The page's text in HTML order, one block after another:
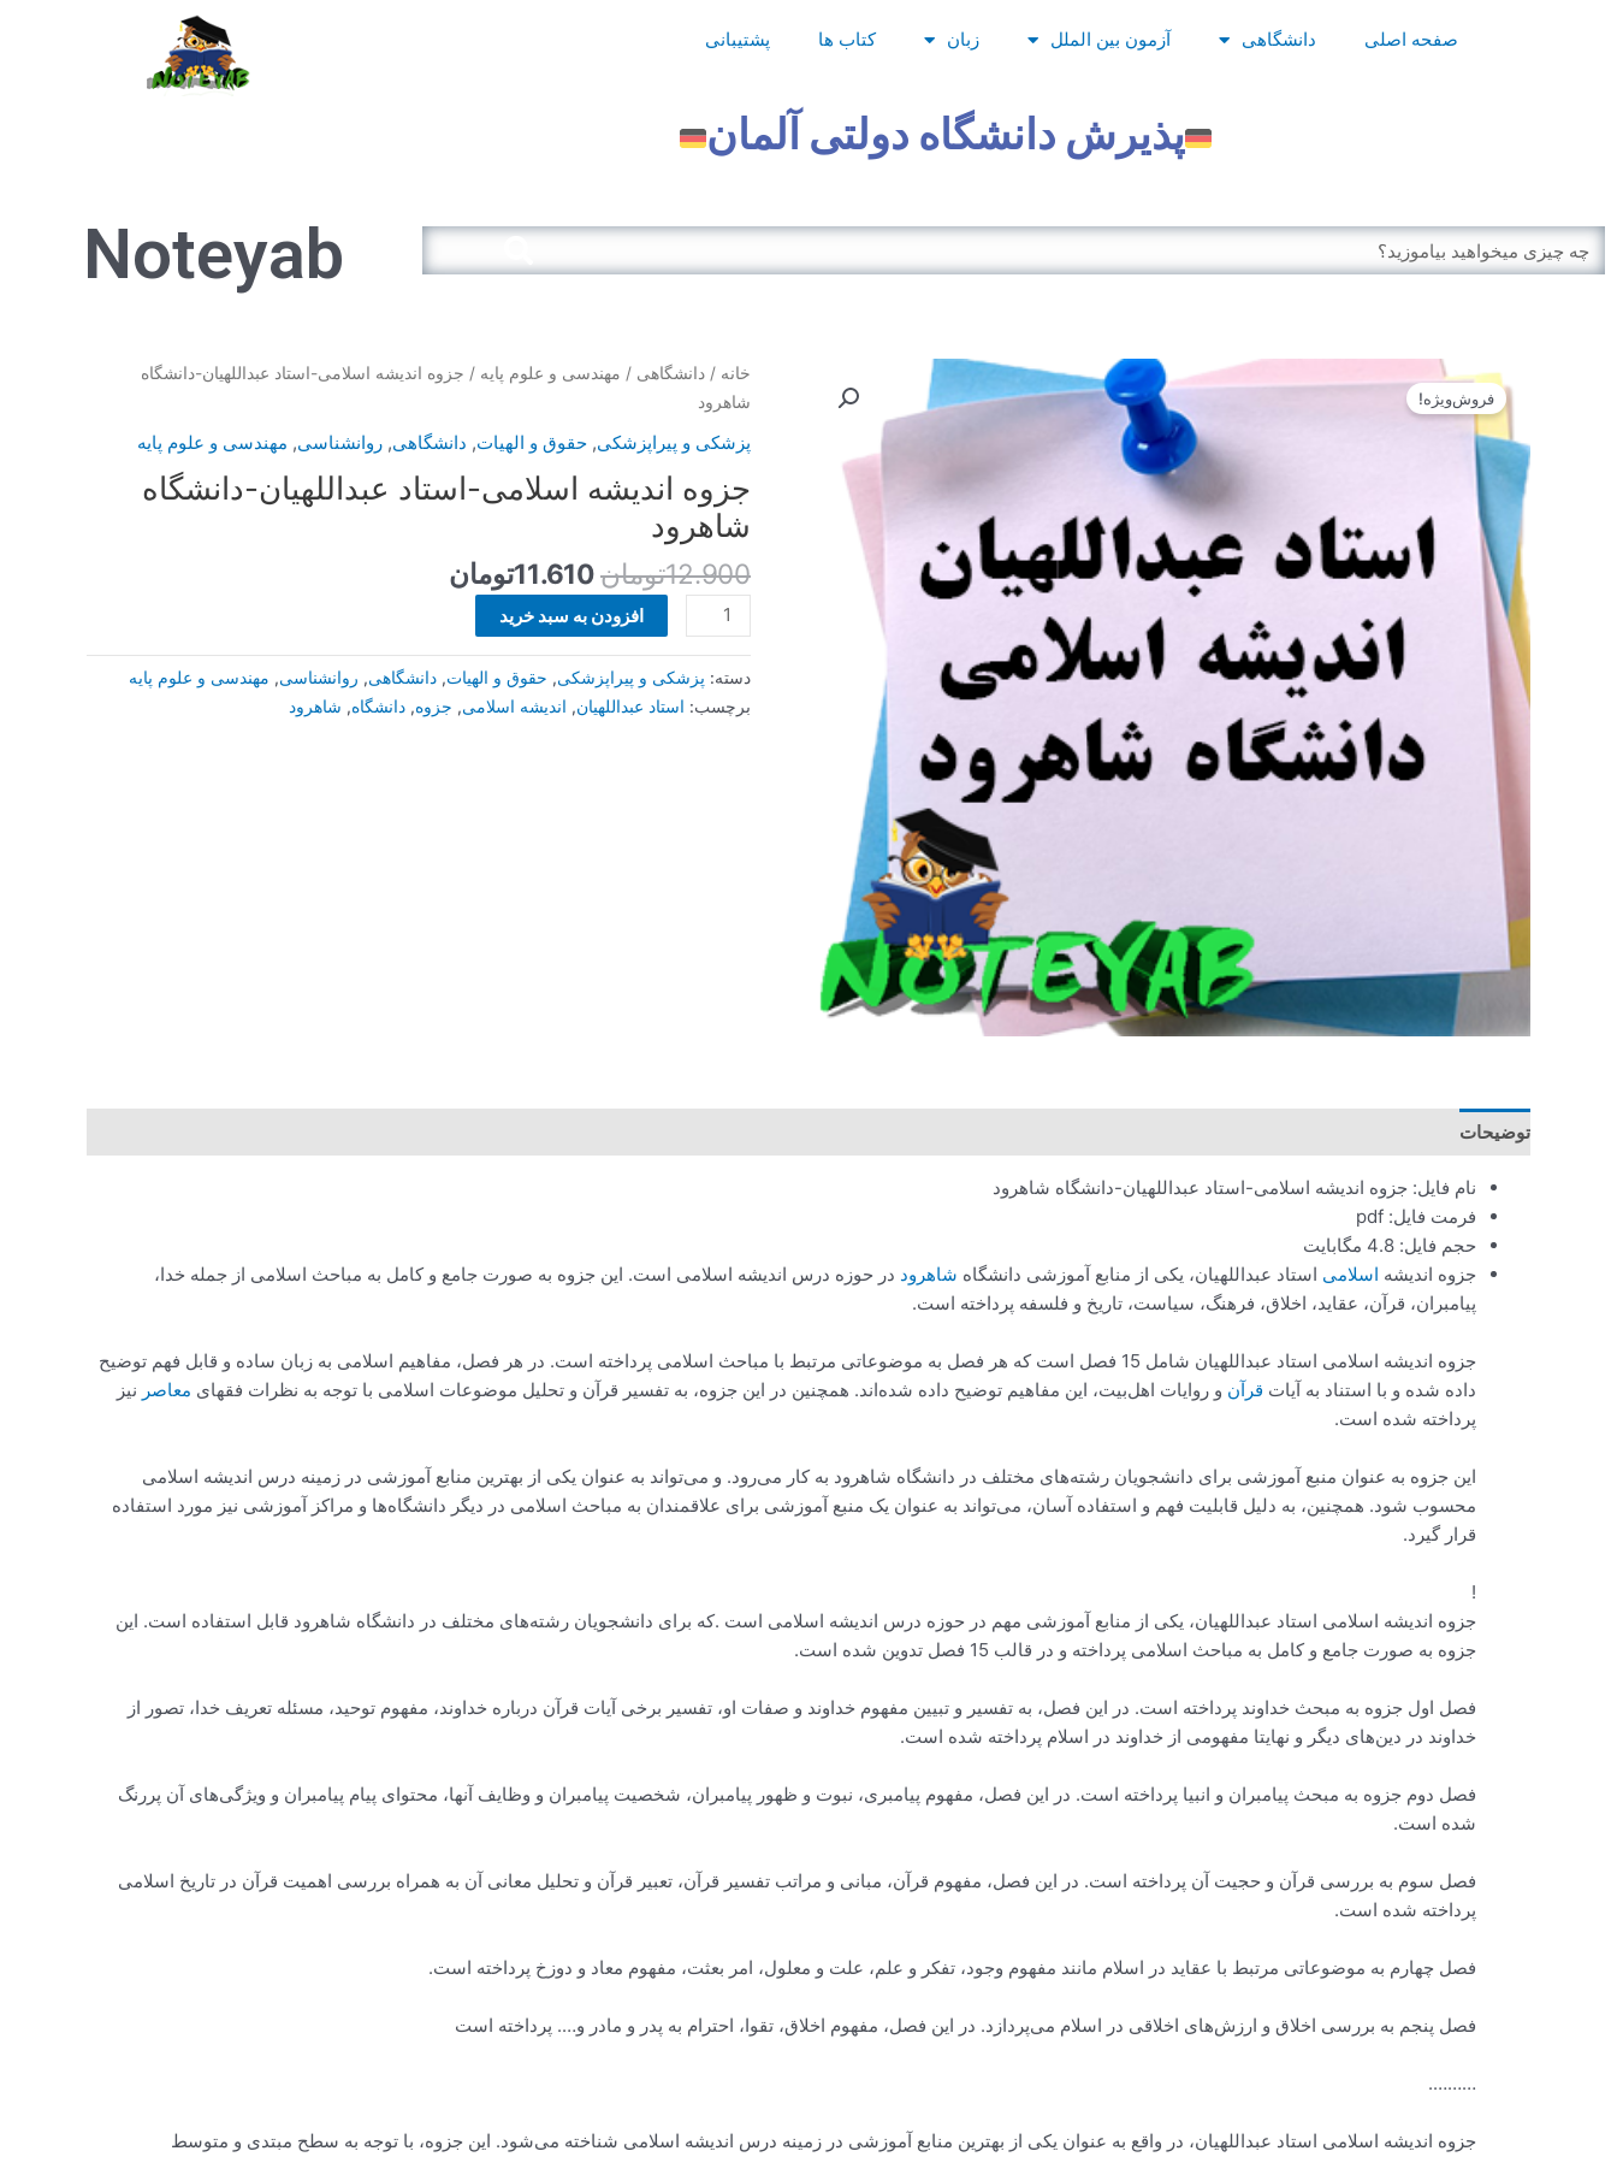
صفحه اصلی دانشگاهی آزمون بین الملل زبان کتاب ها پشتیبانی
پذیرش دانشگاه دولتی آلمان
Search
Search
Noteyab
فروش‌ویژه!
خانه / دانشگاهی / مهندسی و علوم پایه / جزوه اندیشه اسلامی-استاد عبداللهیان-دانشگاه
شاهرود
پزشکی و پیراپزشکی, حقوق و الهیات, دانشگاهی, روانشناسی, مهندسی و علوم پایه
جزوه اندیشه اسلامی-استاد عبداللهیان-دانشگاه
شاهرود
12.900تومان
قیمت
12.900تومان
بود.
11.610تومان
قیمت
11.610تومان
است.
جزوه
اندیشه
اسلامی-
استاد
عبداللهیان-
دانشگاه
شاهرود
عدد
افزودن به سبد خرید
دسته: پزشکی و پیراپزشکی, حقوق و الهیات, دانشگاهی, روانشناسی, مهندسی و علوم پایه
برچسب: استاد عبداللهیان, اندیشه اسلامی, جزوه, دانشگاه, شاهرود
توضیحات
نام فایل: جزوه اندیشه اسلامی-استاد عبداللهیان-دانشگاه شاهرود
فرمت فایل: pdf
حجم فایل: 4.8 مگابایت
جزوه اندیشه اسلامی استاد عبداللهیان، یکی از منابع آموزشی دانشگاه شاهرود در حوزه درس اندیشه اسلامی است. این جزوه به صورت جامع و کامل به مباحث اسلامی از جمله خدا،
پیامبران، قرآن، عقاید، اخلاق، فرهنگ، سیاست، تاریخ و فلسفه پرداخته است.
جزوه اندیشه اسلامی استاد عبداللهیان شامل 15 فصل است که هر فصل به موضوعاتی مرتبط با مباحث اسلامی پرداخته است. در هر فصل، مفاهیم اسلامی به زبان ساده و قابل فهم توضیح
داده شده و با استناد به آیات قرآن و روایات اهل‌بیت، این مفاهیم توضیح داده شده‌اند. همچنین در این جزوه، به تفسیر قرآن و تحلیل موضوعات اسلامی با توجه به نظرات فقهای معاصر نیز
پرداخته شده است.
این جزوه به عنوان منبع آموزشی برای دانشجویان رشته‌های مختلف در دانشگاه شاهرود به کار می‌رود. و می‌تواند به عنوان یکی از بهترین منابع آموزشی در زمینه درس اندیشه اسلامی
محسوب شود. همچنین، به دلیل قابلیت فهم و استفاده آسان، می‌تواند به عنوان یک منبع آموزشی برای علاقمندان به مباحث اسلامی در دیگر دانشگاه‌ها و مراکز آموزشی نیز مورد استفاده
قرار گیرد.
!
جزوه اندیشه اسلامی استاد عبداللهیان، یکی از منابع آموزشی مهم در حوزه درس اندیشه اسلامی است .که برای دانشجویان رشته‌های مختلف در دانشگاه شاهرود قابل استفاده است. این
جزوه به صورت جامع و کامل به مباحث اسلامی پرداخته و در قالب 15 فصل تدوین شده است.
فصل اول جزوه به مبحث خداوند پرداخته است. در این فصل، به تفسیر و تبیین مفهوم خداوند و صفات او، تفسیر برخی آیات قرآن درباره خداوند، مفهوم توحید، مسئله تعریف خدا، تصور از
خداوند در دین‌های دیگر و نهایتا مفهومی از خداوند در اسلام پرداخته شده است.
فصل دوم جزوه به مبحث پیامبران و انبیا پرداخته است. در این فصل، مفهوم پیامبری، نبوت و ظهور پیامبران، شخصیت پیامبران و وظایف آنها، محتوای پیام پیامبران و ویژگی‌های آن پررنگ
شده است.
فصل سوم به بررسی قرآن و حجیت آن پرداخته است. در این فصل، مفهوم قرآن، مبانی و مراتب تفسیر قرآن، تعبیر قرآن و تحلیل معانی آن به همراه بررسی اهمیت قرآن در تاریخ اسلامی
پرداخته شده است.
فصل چهارم به موضوعاتی مرتبط با عقاید در اسلام مانند مفهوم وجود، تفکر و علم، علت و معلول، امر بعثت، مفهوم معاد و دوزخ پرداخته است.
فصل پنجم به بررسی اخلاق و ارزش‌های اخلاقی در اسلام می‌پردازد. در این فصل، مفهوم اخلاق، تقوا، احترام به پدر و مادر و…. پرداخته است
……….
جزوه اندیشه اسلامی استاد عبداللهیان، در واقع به عنوان یکی از بهترین منابع آموزشی در زمینه درس اندیشه اسلامی شناخته می‌شود. این جزوه، با توجه به سطح مبتدی و متوسط